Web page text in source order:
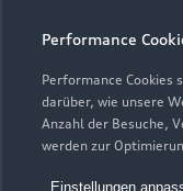
Performance
Performance Cookies
darüber, wie unsere
Anzahl der Besuche,
werden zur
Einstellungen
Elektromodelle
Plug-in-Hybride
Neuwagensuche
Service &
Saisonale Angebote
Support